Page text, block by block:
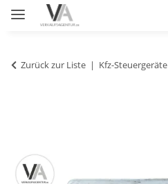
Zurück zur Liste Kfz-Steuergeräte